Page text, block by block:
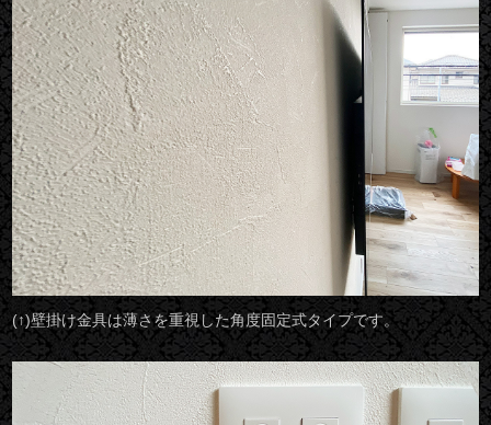
(↑)壁掛け金具は薄さを重視した角度固定式タイプです。